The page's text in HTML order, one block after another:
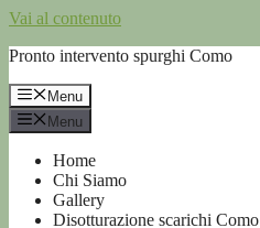
Vai al contenuto
Pronto intervento spurghi Como
Menu
Menu
Home
Chi Siamo
Gallery
Disotturazione scarichi Como